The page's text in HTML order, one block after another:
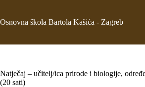
Osnovna škola Bartola Kašića - Zagreb
Natječaj – učitelj/ica prirode i biologije,
(20 sati)